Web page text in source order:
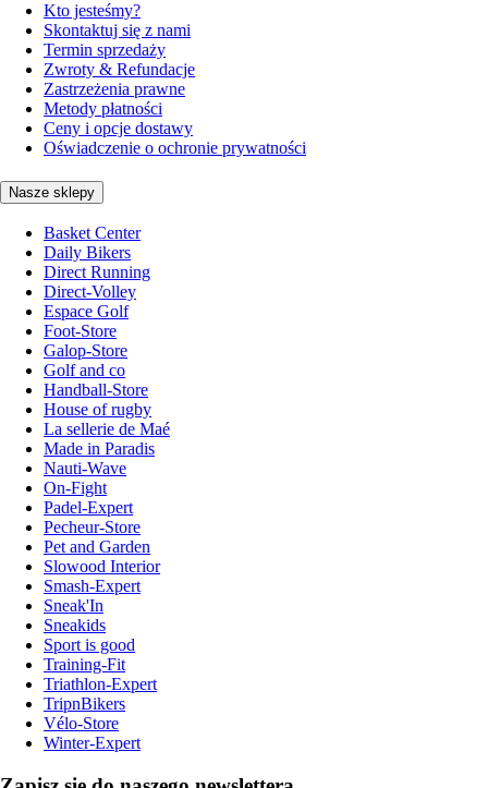
Kto jesteśmy?
Skontaktuj się z nami
Termin sprzedaży
Zwroty & Refundacje
Zastrzeżenia prawne
Metody płatności
Ceny i opcje dostawy
Oświadczenie o ochronie prywatności
Nasze sklepy
Basket Center
Daily Bikers
Direct Running
Direct-Volley
Espace Golf
Foot-Store
Galop-Store
Golf and co
Handball-Store
House of rugby
La sellerie de Maé
Made in Paradis
Nauti-Wave
On-Fight
Padel-Expert
Pecheur-Store
Pet and Garden
Slowood Interior
Smash-Expert
Sneak'In
Sneakids
Sport is good
Training-Fit
Triathlon-Expert
TripnBikers
Vélo-Store
Winter-Expert